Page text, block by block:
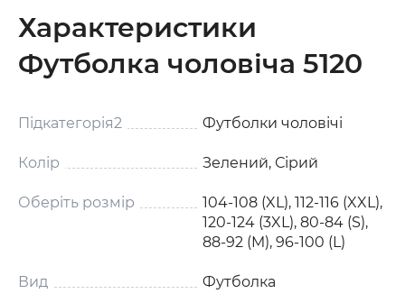
Характеристики
Футболка чоловіча 5120
Підкатегорія2 Футболки чоловічі
Колір Зелений, Сірий
Оберіть розмір
104-108 (XL), 112-116 (XXL),
120-124 (3XL), 80-84 (S),
88-92 (M), 96-100 (L)
Вид Футболка